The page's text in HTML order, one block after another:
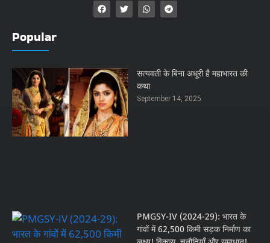
Popular
सत्यवती के बिना अधूरी है महाभारत की
कथा
September 14, 2025
PMGSY-IV (2024-29): भारत के
गांवों में 62,500 किमी सड़क निर्माण का